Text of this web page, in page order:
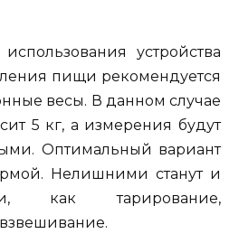
устройства
пищи рекомендуется
весы. В данном случае
5 кг, а измерения будут
Оптимальный вариант
Нелишними станут и
как тарирование,